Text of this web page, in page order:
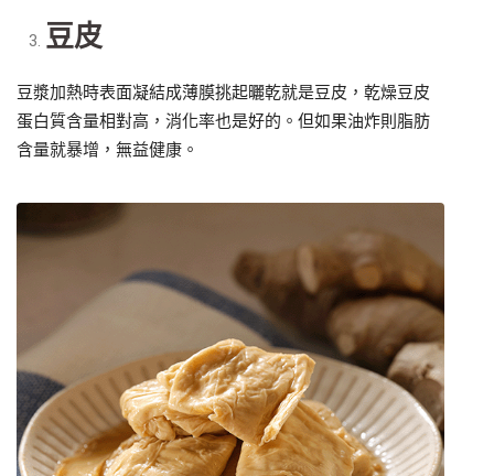
豆皮
豆漿加熱時表面凝結成薄膜挑起曬乾就是豆皮，乾燥豆皮
蛋白質含量相對高，消化率也是好的。但如果油炸則脂肪
含量就暴增，無益健康。